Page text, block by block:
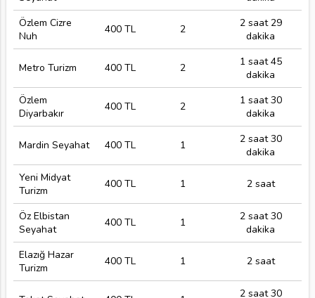
Özlem Cizre
Nuh
400 TL 2
2 saat 29
dakika
Metro Turizm 400 TL 2
1 saat 45
dakika
Özlem
Diyarbakır
400 TL 2
1 saat 30
dakika
Mardin Seyahat 400 TL 1
2 saat 30
dakika
Yeni Midyat
Turizm
400 TL 1 2 saat
Öz Elbistan
Seyahat
400 TL 1
2 saat 30
dakika
Elazığ Hazar
Turizm
400 TL 1 2 saat
2 saat 30